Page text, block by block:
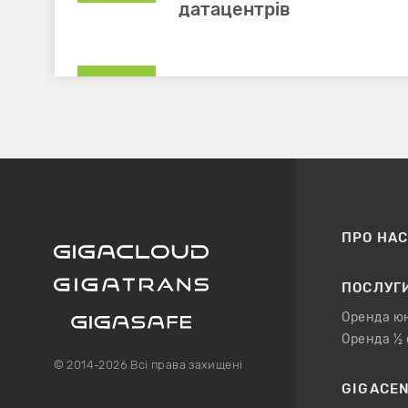
датацентрів
© 2014-2026 Всі права захищені
ПРО НАС
Оренда
Оренда ½